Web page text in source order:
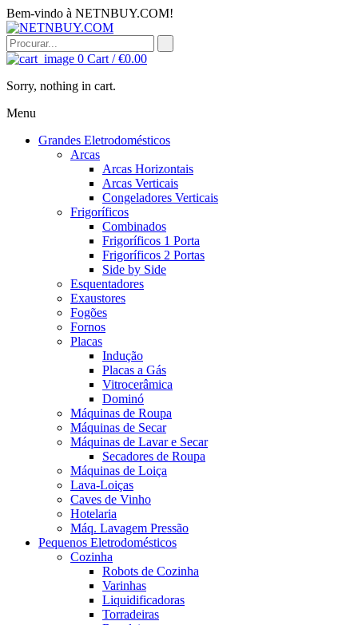
Bem-vindo à NETNBUY.COM!
0 Cart /€0.00
Sorry, nothing in cart.
Menu
Grandes Eletrodomésticos
Arcas
Arcas Horizontais
Arcas Verticais
Congeladores Verticais
Frigoríficos
Combinados
Frigoríficos 1 Porta
Frigoríficos 2 Portas
Side by Side
Esquentadores
Exaustores
Fogões
Fornos
Placas
Indução
Placas a Gás
Vitrocerâmica
Dominó
Máquinas de Roupa
Máquinas de Secar
Máquinas de Lavar e Secar
Secadores de Roupa
Máquinas de Loiça
Lava-Loiças
Caves de Vinho
Hotelaria
Máq. Lavagem Pressão
Pequenos Eletrodomésticos
Cozinha
Robots de Cozinha
Varinhas
Liquidificadoras
Torradeiras